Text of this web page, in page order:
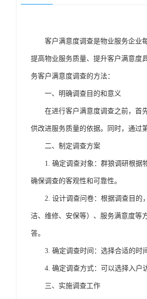
客户满意度调查是物业服务企业
提高物业服务质量、提升客户满意度
务客户满意度调查的方法：
一、明确调查目的和意义
在进行客户满意度调查之前，首
供改进服务质量的依据。同时，通过
二、制定调查方案
1. 确定调查对象： 群狼调研根据
确保调查的客观性和可靠性。
2. 设计调查问卷：根据调查目的
洁、维修、安保等）、服务满意度等
答。
3. 确定调查时间：选择合适的时
4. 确定调查方式：可以选择入户
三、实施调查工作